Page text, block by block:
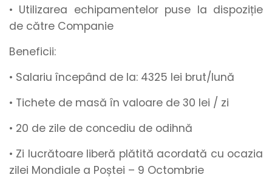
• Utilizarea echipamentelor puse la dispoziție
de către Companie
Beneficii:
• Salariu începând de la: 4325 lei brut/lună
• Tichete de masă în valoare de 30 lei / zi
• 20 de zile de concediu de odihnă
• Zi lucrătoare liberă plătită acordată cu ocazia
zilei Mondiale a Poștei – 9 Octombrie